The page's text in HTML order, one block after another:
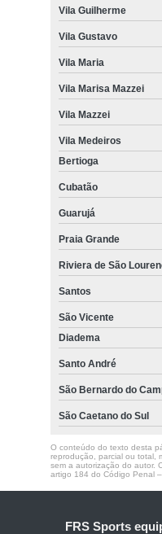
Vila Guilherme
Vila Gustavo
Vila Maria
Vila Marisa Mazzei
Vila Mazzei
Vila Medeiros
Bertioga
Cubatão
Guarujá
Praia Grande
Riviera de São
Santos
São Vicente
Diadema
Santo André
São Bernardo do
São Caetano do Sul
O conteúdo do texto desta
reprodução, parcial ou total,
sem a autorização do autor.
artigo 184 do Código Penal –
FRS Sports